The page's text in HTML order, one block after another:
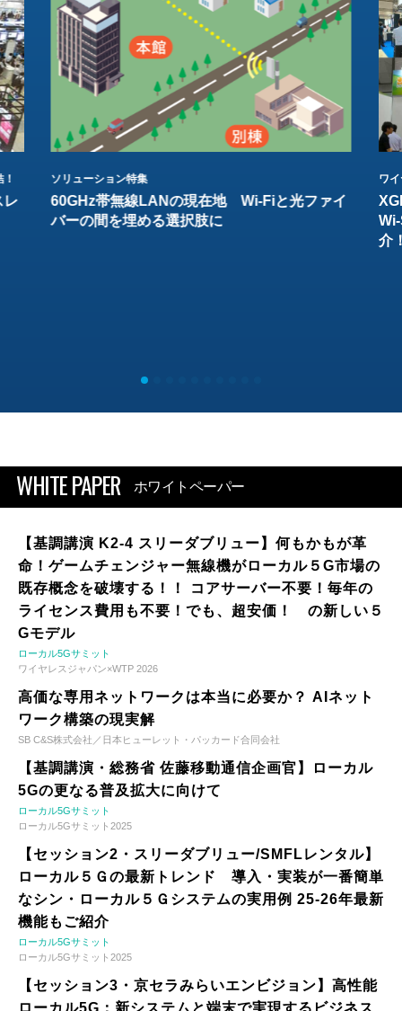
レ
ソリューション特集
60GHz帯無線LANの現在地 Wi-Fiと光ファイ
バーの間を埋める選択肢に
ワ
介
WHITE PAPER ホワイトペーパー
【基調講演 K2-4 スリーダブリュー】何もかもが革
命！ゲームチェンジャー無線機がローカル５G市場の
既存概念を破壊する！！ コアサーバー不要！毎年の
ライセンス費用も不要！でも、超安価！ の新しい５
Gモデル
ローカル5Gサミット
ワイヤレスジャパン×WTP 2026
高価な専用ネットワークは本当に必要か？ AIネット
ワーク構築の現実解
SB C&S株式会社／日本ヒューレット・パッカード合同会社
【基調講演・総務省 佐藤移動通信企画官】ローカル
5Gの更なる普及拡大に向けて
ローカル5Gサミット
ローカル5Gサミット2025
【セッション2・スリーダブリュー/SMFLレンタル】
ローカル５Ｇの最新トレンド 導入・実装が一番簡単
なシン・ローカル５Ｇシステムの実用例 25-26年最新
機能もご紹介
ローカル5Gサミット
ローカル5Gサミット2025
【セッション3・京セラみらいエンビジョン】高性能